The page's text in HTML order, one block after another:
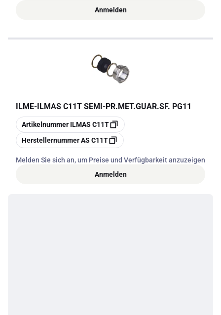
Anmelden
ILME-ILMAS C11T SEMI-PR.MET.GUAR.SF. PG11
Kopieren
Artikelnummer ILMAS C11T
Kopieren
HerstellernummerAS C11T
Melden Sie sich an, um Preise und Verfügbarkeit anzuzeigen
Anmelden